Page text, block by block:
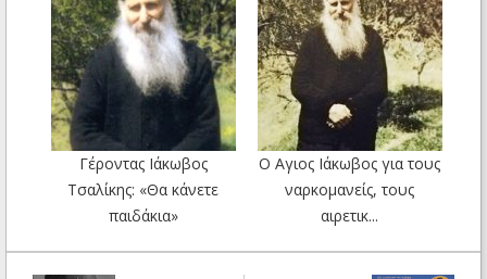
Γέροντας Ιάκωβος
Τσαλίκης: «Θα κάνετε
παιδάκια»
Ο Αγιος Ιάκωβος για τους
ναρκομανείς, τους
αιρετικ...